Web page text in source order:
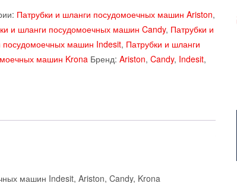
Патрубки и шланги посудомоечных машин Ariston,
и шланги посудомоечных машин Candy, Патрубки и
посудомоечных машин Indesit, Патрубки и шланги
машин Krona Бренд: Ariston, Candy, Indesit,
машин Indesit, Ariston, Candy, Krona